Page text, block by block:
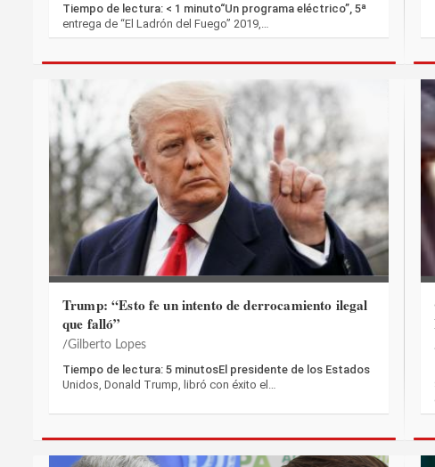
Tiempo de lectura: < 1 minuto“Un programa eléctrico”, 5ª
entrega de “El Ladrón del Fuego” 2019,…
Trump: “Esto fe un intento de derrocamiento ilegal
que falló”
Gilberto Lopes
Tiempo de lectura: 5 minutosEl presidente de los Estados
Unidos, Donald Trump, libró con éxito el…